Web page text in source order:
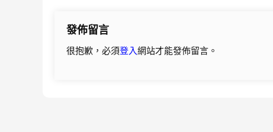
發佈留言
很抱歉，必須登入網站才能發佈留言。